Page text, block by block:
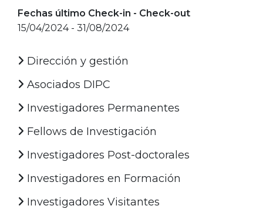
Fechas último Check-in - Check-out
15/04/2024 - 31/08/2024
Dirección y gestión
Asociados DIPC
Investigadores Permanentes
Fellows de Investigación
Investigadores Post-doctorales
Investigadores en Formación
Investigadores Visitantes